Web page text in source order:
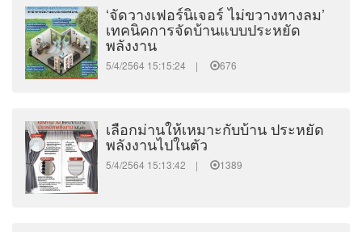
‘จัดวางเฟอร์นิเจอร์ ไม่ขวางทางลม’
เทคนิคการจัดบ้านแบบประหยัด
พลังงาน
5/4/2564 15:15:24 | 676
เลือกม่านให้เหมาะกับบ้าน ประหยัด
พลังงานไปในตัว
5/4/2564 15:13:42 | 1389